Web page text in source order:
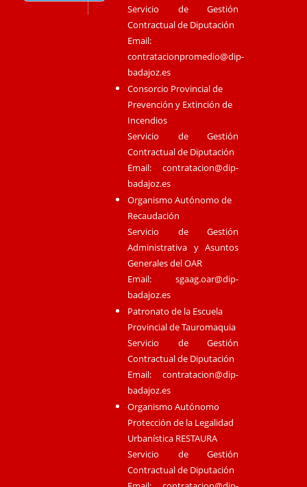
Servicio de Gestión
Contractual de Diputación
Email:
contratacionpromedio@dip-
badajoz.es
Consorcio Provincial de
Prevención y Extinción de
Incendios
Servicio de Gestión
Contractual de Diputación
Email:contratacion@dip-
badajoz.es
Organismo Autónomo de
Recaudación
Servicio de Gestión
Administrativa y Asuntos
Generales del OAR
Email:sgaag.oar@dip-
badajoz.es
Patronato de la Escuela
Provincial de Tauromaquia
Servicio de Gestión
Contractual de Diputación
Email:contratacion@dip-
badajoz.es
Organismo Autónomo
Protección de la Legalidad
Urbanística RESTAURA
Servicio de Gestión
Contractual de Diputación